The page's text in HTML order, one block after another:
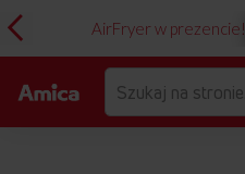
AirFryer w prezencie!